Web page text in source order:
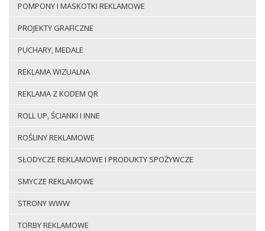
POMPONY I MASKOTKI REKLAMOWE
PROJEKTY GRAFICZNE
PUCHARY, MEDALE
REKLAMA WIZUALNA
REKLAMA Z KODEM QR
ROLL UP, ŚCIANKI I INNE
ROŚLINY REKLAMOWE
SŁODYCZE REKLAMOWE I PRODUKTY SPOŻYWCZE
SMYCZE REKLAMOWE
STRONY WWW
TORBY REKLAMOWE